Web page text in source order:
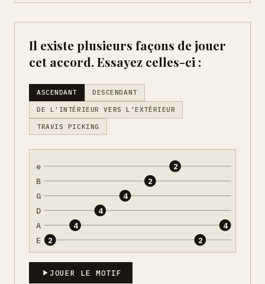
Il existe plusieurs façons de jouer
cet accord. Essayez celles-ci :
ASCENDANT DESCENDANT
DE L'INTÉRIEUR VERS L'EXTÉRIEUR
TRAVIS PICKING
e
B
G
D
A
E 2
4
4
4
2
2
2
4
JOUER LE MOTIF